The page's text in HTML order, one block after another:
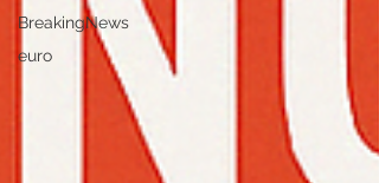
BreakingNews
euro